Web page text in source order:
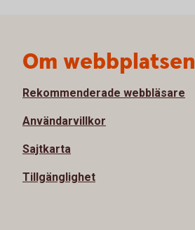
Om webbplatsen
Rekommenderade webbläsare
Användarvillkor
Sajtkarta
Tillgänglighet